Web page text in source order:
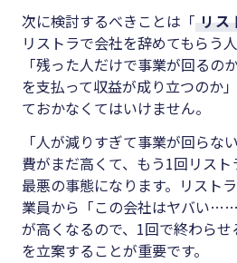
次に検討するべきことは「 リス
リストラで会社を辞めてもらう
「残った人だけで事業が回るの
を支払って収益が成り立つのか
ておかなくてはいけません。
「人が減りすぎて事業が回らな
費がまだ高くて、もう1回リスト
最悪の事態になります。リスト
業員から「この会社はヤバい
が高くなるので、 1回で終わら
を立案することが重要です。